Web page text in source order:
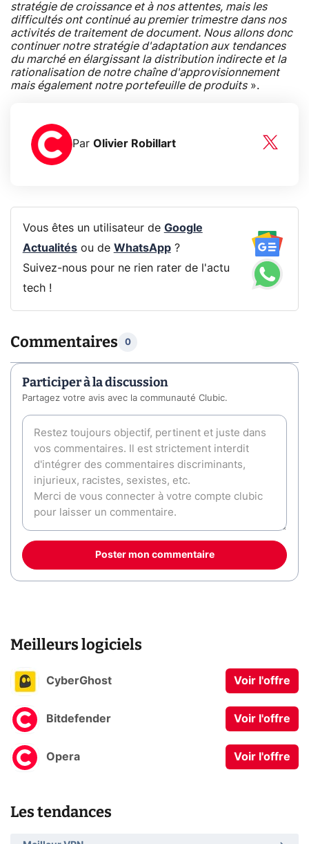
stratégie de croissance et à nos attentes, mais les
difficultés ont continué au premier trimestre dans nos
activités de traitement de document. Nous allons donc
continuer notre stratégie d'adaptation aux tendances
du marché en élargissant la distribution indirecte et la
rationalisation de notre chaîne d'approvisionnement
mais également notre portefeuille de produits».
Par Olivier Robillart
Vous êtes un utilisateur de Google
Actualitésou de WhatsApp?
Suivez-nous pour ne rien rater de l'actu
tech !
Commentaires 0
Participer à la discussion
Partagez votre avis avec la communauté Clubic.
Poster mon commentaire
Meilleurs logiciels
CyberGhost Voir l'offre
Bitdefender Voir l'offre
Opera Voir l'offre
Les tendances